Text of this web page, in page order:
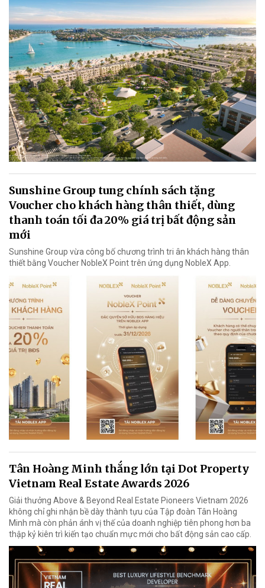
Sunshine Group tung chính sách tặng
Voucher cho khách hàng thân thiết, dùng
thanh toán tối đa 20% giá trị bất động sản
mới
Sunshine Group vừa công bố chương trình tri ân khách hàng thân
thiết bằng Voucher NobleX Point trên ứng dụng NobleX App.
Tân Hoàng Minh thắng lớn tại Dot Property
Vietnam Real Estate Awards 2026
Giải thưởng Above & Beyond Real Estate Pioneers Vietnam 2026
không chỉ ghi nhận bề dày thành tựu của Tập đoàn Tân Hoàng
Minh mà còn phản ánh vị thế của doanh nghiệp tiên phong hơn ba
thập kỷ kiên trì kiến tạo chuẩn mực mới cho bất động sản cao cấp.